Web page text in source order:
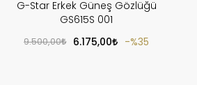
G-Star Erkek Güneş Gözlüğü
GS615S 001
9.500,00 6.175,00 %35